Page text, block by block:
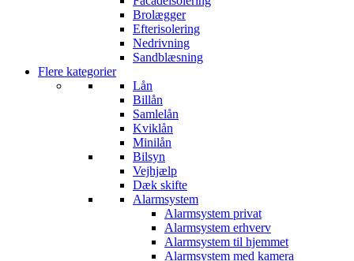
Brolægger
Efterisolering
Nedrivning
Sandblæsning
Flere kategorier
Lån
Billån
Samlelån
Kviklån
Minilån
Bilsyn
Vejhjælp
Dæk skifte
Alarmsystem
Alarmsystem privat
Alarmsystem erhverv
Alarmsystem til hjemmet
Alarmsystem med kamera